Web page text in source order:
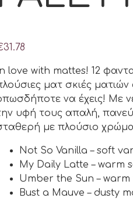
31.78
love with mattes! 12
ματ σκιές
να έχεις! Με
υφή τους απαλή,
με πλούσιο
Not So Vanilla – soft
My Daily Latte – warm
Umber the Sun –
Bust a Mauve – dusty